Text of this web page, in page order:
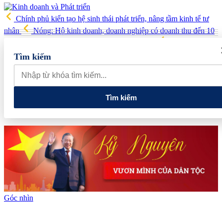
Chính phủ kiến tạo hệ sinh thái phát triển, nâng tầm kinh tế tư
nhân
Nóng: Hộ kinh doanh, doanh nghiệp có doanh thu đến 10
triển 14 đô thị trọng điểm, mở cánh cửa cho kỷ nguyên tăng trưởng
mới
Vua quạt Trần Đình Tiệp: Từ bán quạt đến TikToker nổi
tiếng và vướng vòng lao lý
Vietnam Sport Show 2026 quy tụ
520 gian hàng, thúc đẩy kết nối ngành thể thao Việt Nam với thế
Tìm kiếm
Tìm kiếm
Góc nhìn